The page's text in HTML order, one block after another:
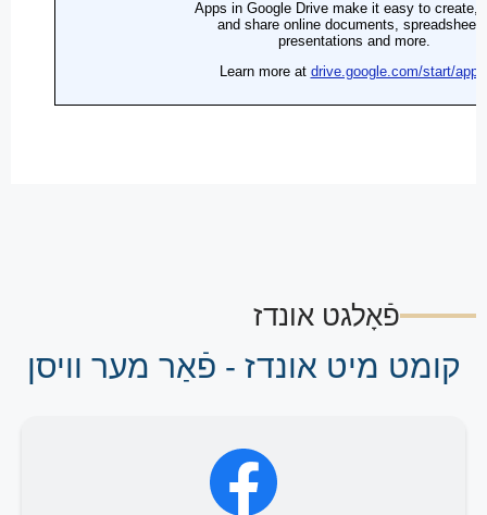
פֿאָלגט אונדז
קומט מיט אונדז - פֿאַר מער וויסן